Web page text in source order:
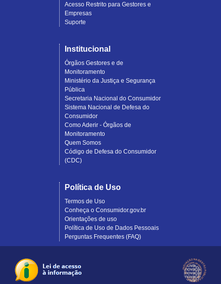
Acesso Restrito para Gestores e
Empresas
Suporte
Institucional
Órgãos Gestores e de
Monitoramento
Ministério da Justiça e Segurança
Pública
Secretaria Nacional do Consumidor
Sistema Nacional de Defesa do
Consumidor
Como Aderir - Órgãos de
Monitoramento
Quem Somos
Código de Defesa do Consumidor
(CDC)
Política de Uso
Termos de Uso
Conheça o Consumidor.gov.br
Orientações de uso
Política de Uso de Dados Pessoais
Perguntas Frequentes (FAQ)